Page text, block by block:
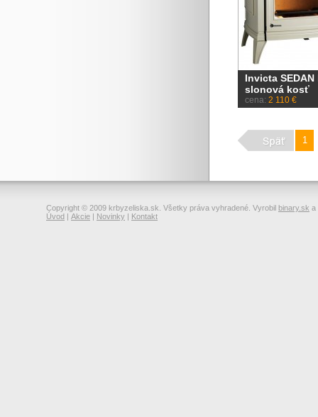
Invicta SEDAN
slonová kosť
cena: 2 110 €
1
Copyright © 2009 krbyzeliska.sk. Všetky práva vyhradené. Vyrobil binary.sk a
Úvod | Akcie | Novinky | Kontakt